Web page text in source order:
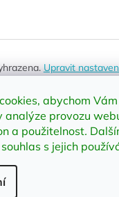
abychom
analýze provozu
a použitelnost.
s jejich
Upravit